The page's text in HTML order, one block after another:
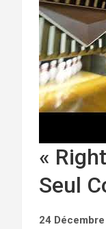
«
Seul
24 Décembre